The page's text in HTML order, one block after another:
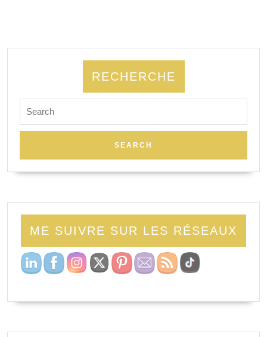
RECHERCHE
for:
ME SUIVRE SUR LES RÉSEAUX